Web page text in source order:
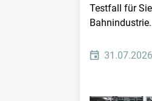
Testfall für
31.07.2026